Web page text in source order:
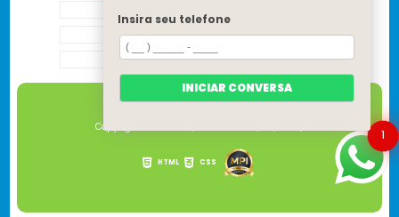
CONTATO
CATEGORIAS
MAPA DO SITE
Copyright © Maxtec. (Lei 9610 de 19/02/1998)
HTML CSS
1
Insira seu telefone
INICIAR CONVERSA